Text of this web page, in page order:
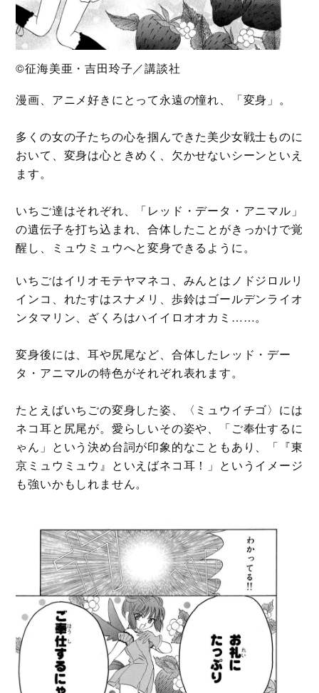
©征海美亜・吉田玲子／講談社
漫画、アニメ好きにとって永遠の憧れ、「変身」。
多くの女の子たちの心を掴んできた美少女戦士ものに
おいて、変身は心ときめく、欠かせないシーンといえ
ます。
いちご達はそれぞれ、「レッド・データ・アニマル」
の遺伝子を打ち込まれ、合体したことがきっかけで覚
醒し、ミュウミュウへと変身できるように。
いちごはイリオモテヤマネコ、みんとはノドジロルリ
インコ、れたすはスナメリ、歩鈴はゴールデンライオ
ンタマリン、ざくろはハイイロオオカミ……。
変身後には、耳や尻尾など、合体したレッド・デー
タ・アニマルの特色がそれぞれ表れます。
たとえばいちごの変身した姿、〈ミュウイチゴ〉には
ネコ耳と尻尾が。愛らしいその姿や、「ご奉仕するに
ゃん」という決め台詞が印象的なこともあり、「『東
京ミュウミュウ』といえばネコ耳！」というイメージ
も強いかもしれません。